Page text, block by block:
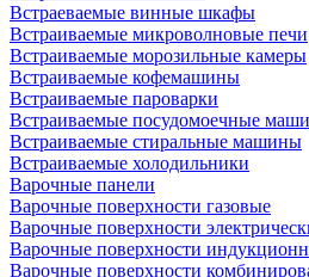
Встраеваемые винные шкафы
Встраиваемые микроволновые печи
Встраиваемые морозильные камеры
Встраиваемые кофемашины
Встраиваемые пароварки
Встраиваемые посудомоечные
Встраиваемые стиральные машины
Встраиваемые холодильники
Варочные панели
Варочные поверхности газовые
Варочные поверхности
Варочные поверхности
Варочные поверхности